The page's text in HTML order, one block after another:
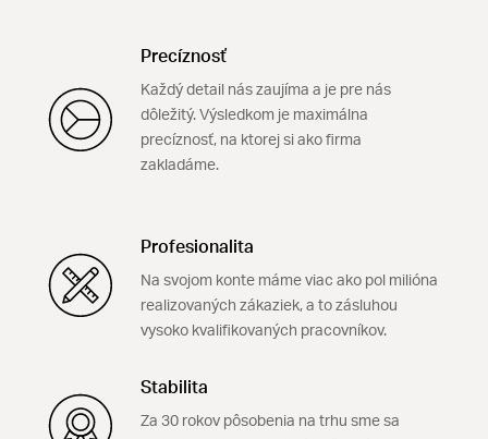
Precíznosť
Každý detail nás zaujíma a je pre nás
dôležitý. Výsledkom je maximálna
precíznosť, na ktorej si ako firma
zakladáme.
Profesionalita
Na svojom konte máme viac ako pol milióna
realizovaných zákaziek, a to zásluhou
vysoko kvalifikovaných pracovníkov.
Stabilita
Za 30 rokov pôsobenia na trhu sme sa